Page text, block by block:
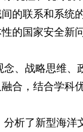
的联系和系统
的国家安全新问
战略思维、
合，结合学科
了新型海洋